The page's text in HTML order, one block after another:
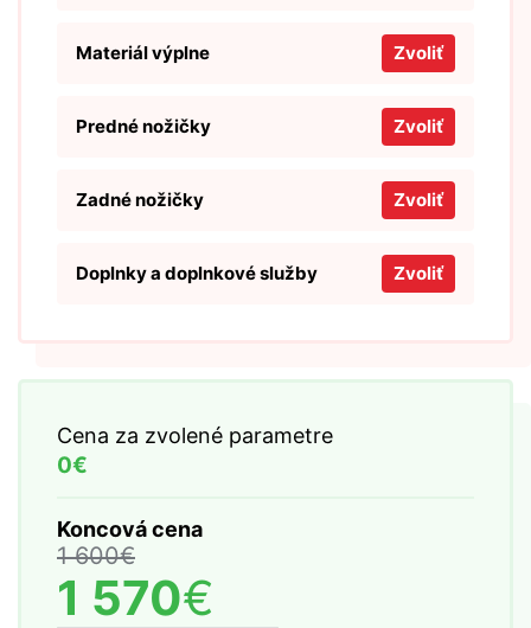
Materiál výplne Zvoliť
Predné nožičky Zvoliť
Zadné nožičky Zvoliť
Doplnky a doplnkové služby Zvoliť
Cena za zvolené parametre
0€
Koncová cena
1 600€
1 570€